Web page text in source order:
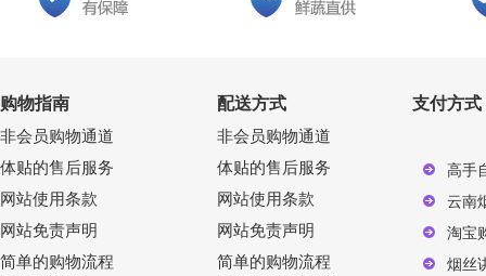
购物指南
非会员购物通道
体贴的售后服务
网站使用条款
网站免责声明
简单的购物流程
配送方式
非会员购物通道
体贴的售后服务
网站使用条款
网站免责声明
简单的购物流程
支付方式
高手
云南
淘宝
烟丝